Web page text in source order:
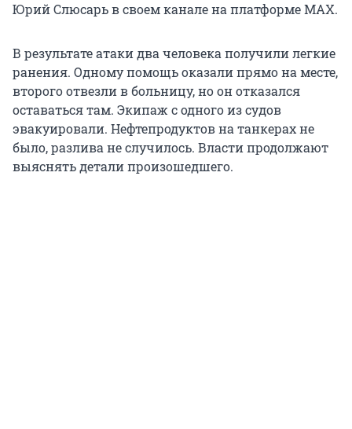
Юрий Слюсарь в своем канале на платформе MAX.
В результате атаки два человека получили легкие
ранения. Одному помощь оказали прямо на месте,
второго отвезли в больницу, но он отказался
оставаться там. Экипаж с одного из судов
эвакуировали. Нефтепродуктов на танкерах не
было, разлива не случилось. Власти продолжают
выяснять детали произошедшего.